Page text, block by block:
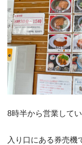
8時半から営業して
入り口にある券売機